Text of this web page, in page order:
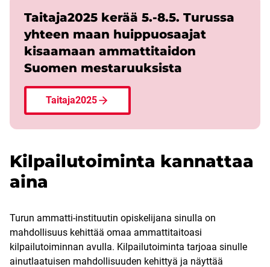
Taitaja2025 kerää 5.-8.5. Turussa
yhteen maan huippuosaajat
kisaamaan ammattitaidon
Suomen mestaruuksista
Taitaja2025
Kilpailutoiminta kannattaa
aina
Turun ammatti-instituutin opiskelijana sinulla on
mahdollisuus kehittää omaa ammattitaitoasi
kilpailutoiminnan avulla. Kilpailutoiminta tarjoaa sinulle
ainutlaatuisen mahdollisuuden kehittyä ja näyttää